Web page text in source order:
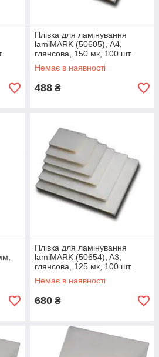
Плівка для ламінування
lamiMARK (50605), А4,
глянсова, 150 мк, 100 шт.
Немає в наявності
488 ₴
Плівка для ламінування
lamiMARK (50654), A3,
глянсова, 125 мк, 100 шт.
Немає в наявності
680 ₴